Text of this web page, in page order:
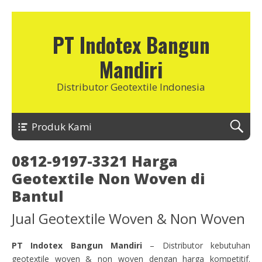
PT Indotex Bangun
Mandiri
Distributor Geotextile Indonesia
Produk Kami
0812-9197-3321 Harga
Geotextile Non Woven di
Bantul
Jual Geotextile Woven & Non Woven
PT Indotex Bangun Mandiri – Distributor kebutuhan
geotextile woven & non woven dengan harga kompetitif.